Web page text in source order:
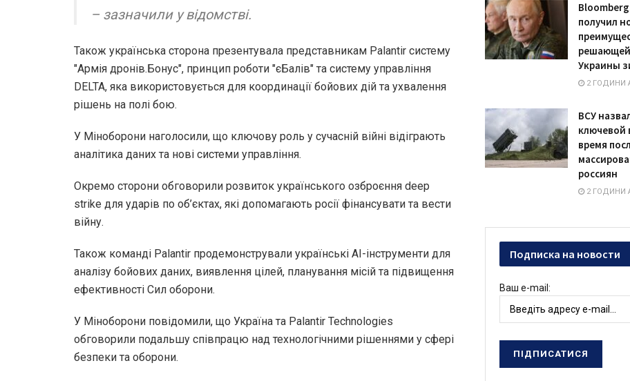
– зазначили у відомстві.
Також українська сторона презентувала представникам Palantir систему
"Армія дронів.Бонус", принцип роботи "єБалів" та систему управління
DELTA, яка використовується для координації бойових дій та ухвалення
рішень на полі бою.
У Міноборони наголосили, що ключову роль у сучасній війні відіграють
аналітика даних та нові системи управління.
Окремо сторони обговорили розвиток українського озброєння deep
strike для ударів по об’єктах, які допомагають росії фінансувати та вести
війну.
Також команді Palantir продемонстрували українські AI-інструменти для
аналізу бойових даних, виявлення цілей, планування місій та підвищення
ефективності Сил оборони.
У Міноборони повідомили, що Україна та Palantir Technologies
обговорили подальшу співпрацю над технологічними рішеннями у сфері
безпеки та оборони.
получил
Украины
2 ГОДИНИ
ВСУ
ключевой
время
россиян
2 ГОДИНИ
Подписка на новости
Ваш e-mail: